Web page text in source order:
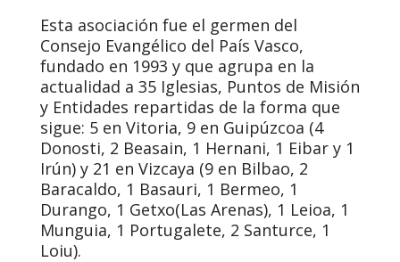
Esta asociación fue el germen del
Consejo Evangélico del País Vasco,
fundado en 1993 y que agrupa en la
actualidad a 35 Iglesias, Puntos de Misión
y Entidades repartidas de la forma que
sigue: 5 en Vitoria, 9 en Guipúzcoa (4
Donosti, 2 Beasain, 1 Hernani, 1 Eibar y 1
Irún) y 21 en Vizcaya (9 en Bilbao, 2
Baracaldo, 1 Basauri, 1 Bermeo, 1
Durango, 1 Getxo(Las Arenas), 1 Leioa, 1
Munguia, 1 Portugalete, 2 Santurce, 1
Loiu).